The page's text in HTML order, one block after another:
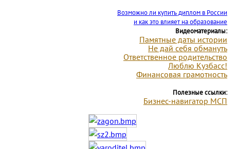
Возможно ли купить диплом в России
и как это влияет на образование
Видеоматериалы:
Памятные даты истории
Не дай себя обмануть
Ответственное родительство
Люблю Кузбасс!
Финансовая грамотность
Полезные ссылки:
Бизнес-навигатор МСП